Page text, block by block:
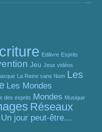
Edilivre Esprits
Jeu Jeux vidéos
La Reine sans Nom Les
Les Mondes
des esprits Mondes Musique
Réseaux
Un jour peut-être...